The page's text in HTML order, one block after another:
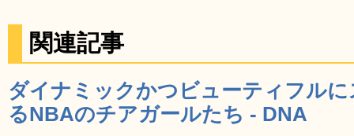
関連記事
ダイナミックかつビューティフル
るNBAのチアガールたち - DNA